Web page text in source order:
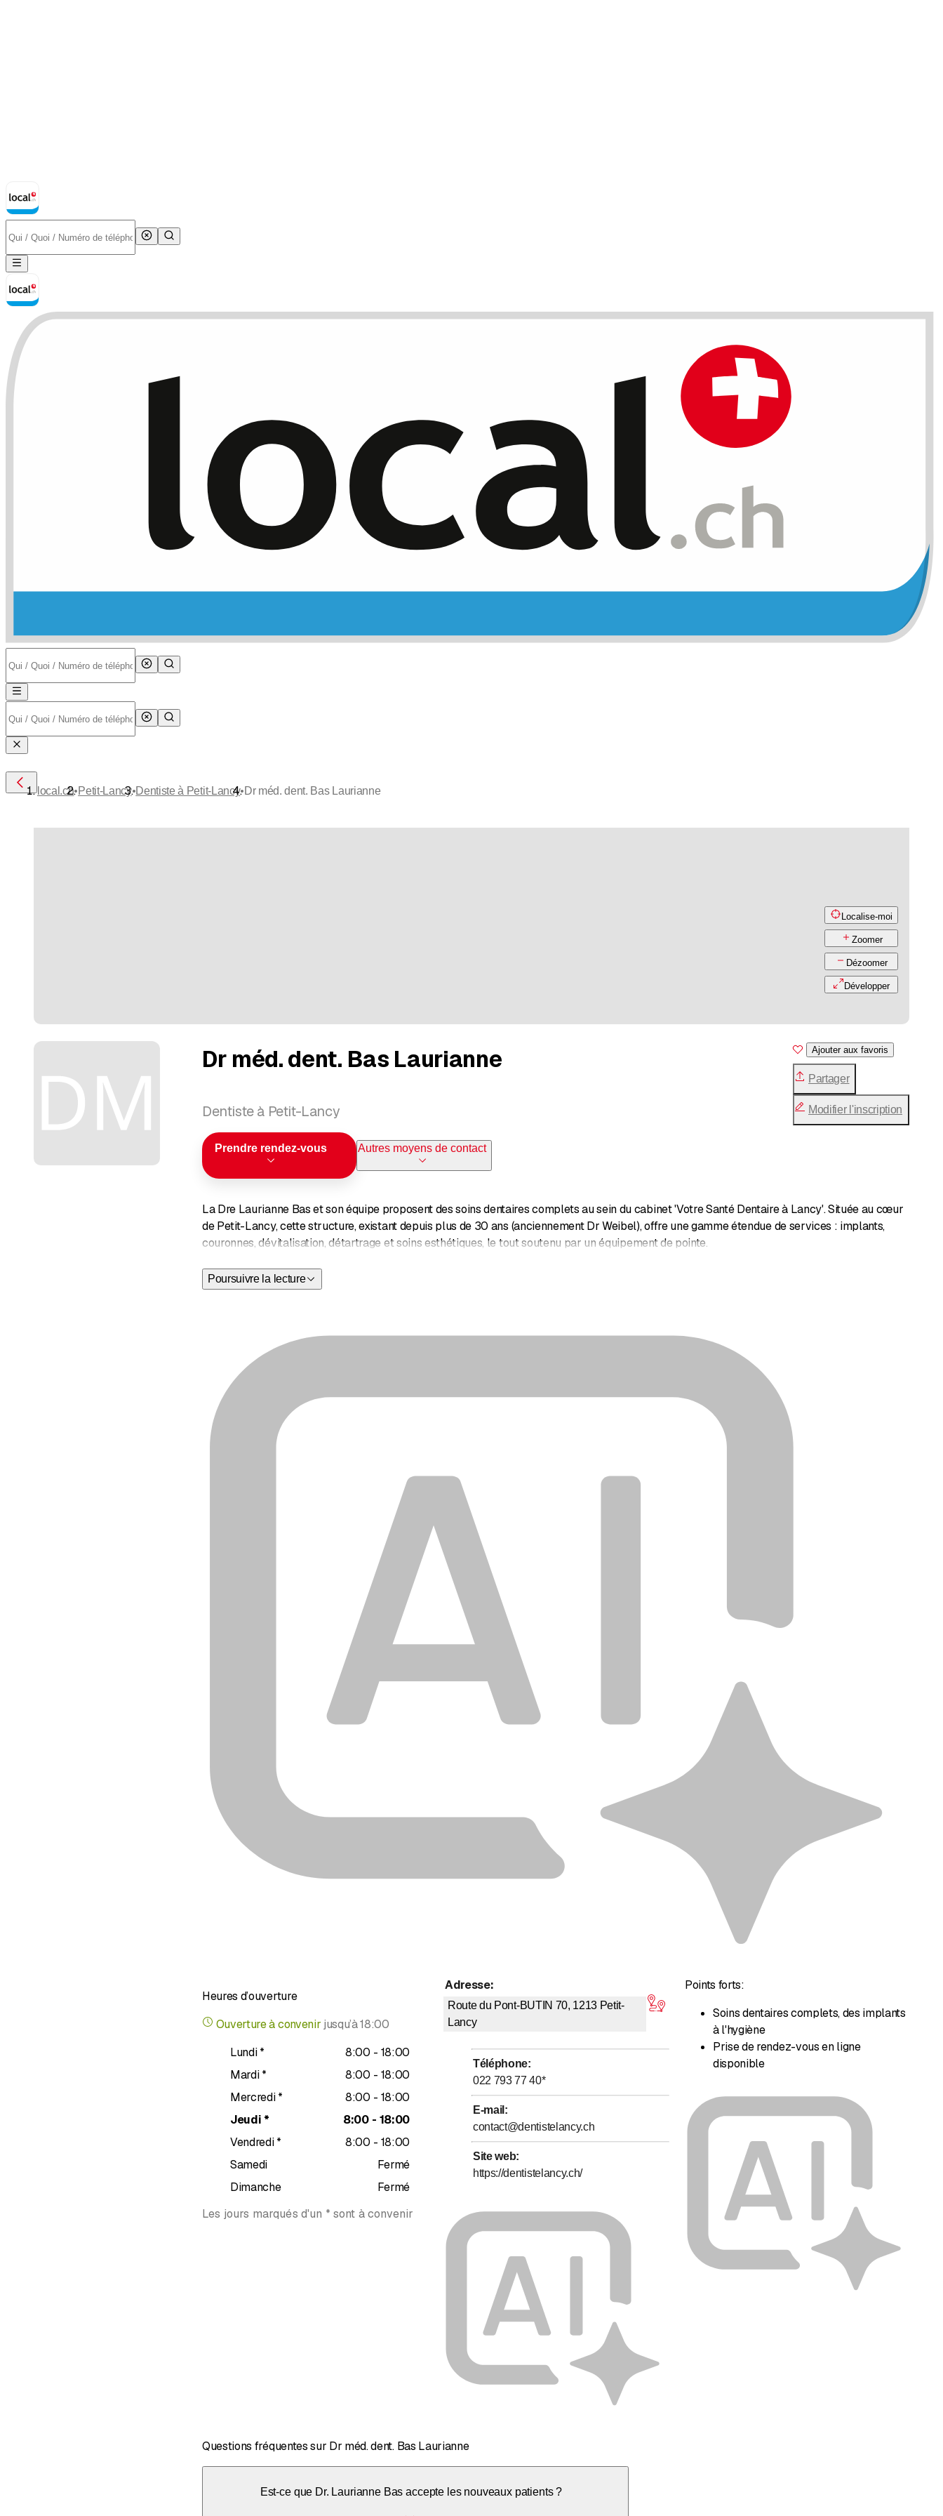
Localise-moi
Zoomer
Dézoomer
Développer
Dr méd. dent. Bas Laurianne
Dentiste à Petit-Lancy
Prendre rendez-vous Autres moyens de contact
Ajouter aux favoris
Partager
Modifier l'inscription
La Dre Laurianne Bas et son équipe proposent des soins dentaires complets au sein du cabinet 'Votre Santé Dentaire à Lancy'. Située au cœur
de Petit-Lancy, cette structure, existant depuis plus de 30 ans (anciennement Dr Weibel), offre une gamme étendue de services : implants,
couronnes, dévitalisation, détartrage et soins esthétiques, le tout soutenu par un équipement de pointe.
Poursuivre la lecture
Heures d’ouverture
Ouverture à convenirjusqu’à18:00
Lundi* 8:00 - jusqu’à
18:00
Mardi* 8:00 - jusqu’à
18:00
Mercredi* 8:00 - jusqu’à
18:00
Jeudi * 8:00 - jusqu’à
18:00
Vendredi* 8:00 - jusqu’à
18:00
Samedi
Fermé
Dimanche
Fermé
Les jours marqués d'un * sont à convenir
Adresse:
Route du Pont-BUTIN 70, 1213 Petit-
Lancy
Téléphone:
022 793 77 40*
E-mail :
contact@dentistelancy.ch
Site web:
https://dentistelancy.ch/
Points forts:
Soins dentaires complets, des implants
à l'hygiène
Prise de rendez-vous en ligne
disponible
Questions fréquentes sur Dr méd. dent. Bas Laurianne
Est-ce que Dr. Laurianne Bas accepte les nouveaux patients ?
local.ch•Petit-Lancy•Dentiste à Petit-Lancy•Dr méd. dent. Bas Laurianne